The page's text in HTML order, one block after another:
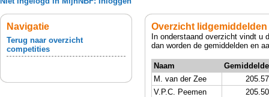
Navigatie
Terug naar overzicht
competities
Overzicht lidgemiddelden
In onderstaand overzicht vindt u
dan worden de gemiddelden en
Naam
Gemiddelde
M. van der Zee
205.57
V.P.C. Peemen
205.50